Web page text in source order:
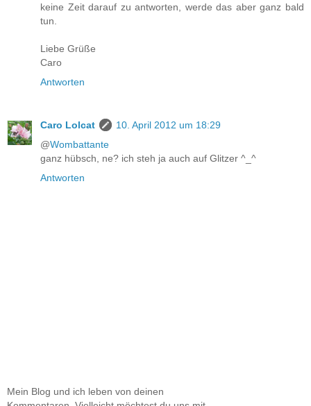
keine Zeit darauf zu antworten, werde das aber ganz bald
tun.
Liebe Grüße
Caro
Antworten
Caro Lolcat
10. April 2012 um 18:29
@Wombattante
ganz hübsch, ne? ich steh ja auch auf Glitzer ^_^
Antworten
Mein Blog und ich leben von deinen